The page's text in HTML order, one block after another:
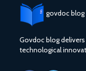
govdoc blog
Govdoc blog
technological